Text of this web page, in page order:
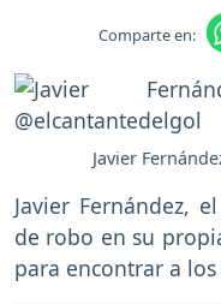
Comparte en:
Javier
Javier Fernández,
de robo en su
para encontrar a